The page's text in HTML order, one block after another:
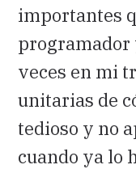
importantes
programador
veces en mi
unitarias de
tedioso y no
cuando ya lo